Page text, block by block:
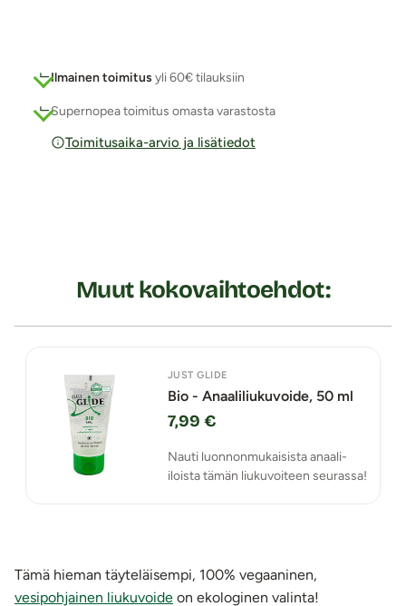
Ilmainen toimitus yli 60€ tilauksiin
Supernopea toimitus omasta varastosta
Toimitusaika-arvio ja lisätiedot
Muut kokovaihtoehdot:
JUST GLIDE
Bio - Anaaliliukuvoide, 50 ml
7,99 €
Nauti luonnonmukaisista anaali-
iloista tämän liukuvoiteen seurassa!
Tämä hieman täyteläisempi, 100% vegaaninen,
vesipohjainen liukuvoide on ekologinen valinta!